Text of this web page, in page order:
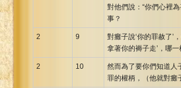
對他們說：“你們心裡
事？
2 9
對癱子說‘你的罪赦了’，
拿著你的褥子走’，哪一
2 10
然而為了要你們知道人
罪的權柄，（他就對癱